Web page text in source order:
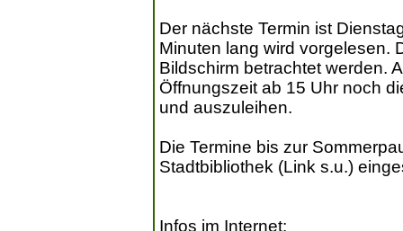
Der nächste Termin ist
Minuten lang wird vorgelesen.
Bildschirm betrachtet werden.
Öffnungszeit ab 15 Uhr noch
und auszuleihen.
Die Termine bis zur
Stadtbibliothek (Link s.u.)
Infos im Internet: